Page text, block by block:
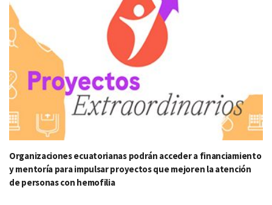
Organizaciones ecuatorianas podrán acceder a financiamiento
y mentoría para impulsar proyectos que mejoren la atención
de personas con hemofilia